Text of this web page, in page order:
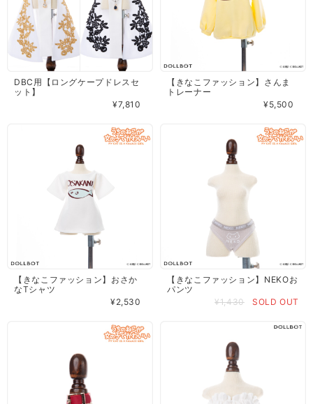
DBC用【ロングケープドレスセ
ット】
¥7,810
【きなこファッション】さんま
トレーナー
¥5,500
【きなこファッション】おさか
なTシャツ
¥2,530
【きなこファッション】NEKOお
パンツ
¥1,430
SOLD OUT